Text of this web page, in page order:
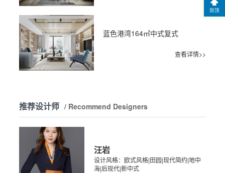
蓝色港湾164㎡中式复式
查看详情>>
推荐设计师 / Recommend Designers
汪岩
设计风格：欧式风格|田园|现代简约|地中
海|后现代|新中式
到顶